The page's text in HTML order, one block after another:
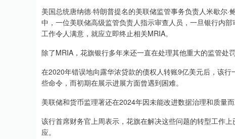
美国总统唐纳德·特朗普提名的美联储监管事务负责人米歇尔
中，一位美联储高级监管负责人指示审查人员，一旦银行内
工作令人满意，就应立即终止相关MRIA。
除了MRIA，花旗银行多年来还一直在处理其他重大的监管处罚
在2020年错误地向露华浓贷款的债权人转账9亿美元后，该
些命令，而初期在展示进展方面曾遇到困难。
美联储和货币监理署还在2024年因未能改进数据治理和质量
该行首席财务官上周表示，花旗在解决这些问题的转型工作
应。